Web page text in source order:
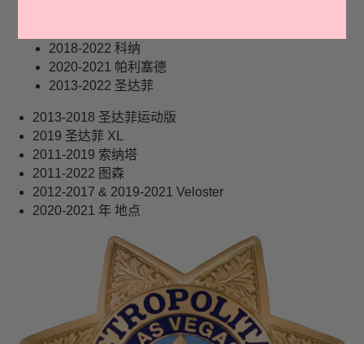
2018-2022 科纳
2020-2021 帕利塞德
2013-2022 圣达菲
2013-2018 圣达菲运动版
2019 圣达菲 XL
2011-2019 索纳塔
2011-2022 图森
2012-2017 & 2019-2021 Veloster
2020-2021 年 地点